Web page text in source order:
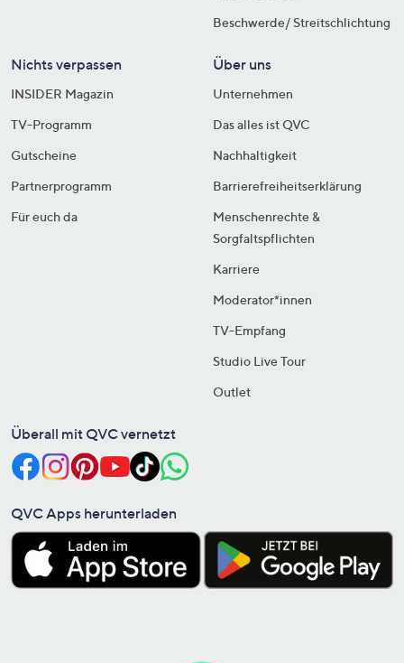
Beschwerde/ Streitschlichtung
Nichts verpassen
INSIDER Magazin
TV-Programm
Gutscheine
Partnerprogramm
Für euch da
Über uns
Unternehmen
Das alles ist QVC
Nachhaltigkeit
Barrierefreiheitserklärung
Menschenrechte &
Sorgfaltspflichten
Karriere
Moderator*innen
TV-Empfang
Studio Live Tour
Outlet
Überall mit QVC vernetzt
QVC Apps herunterladen